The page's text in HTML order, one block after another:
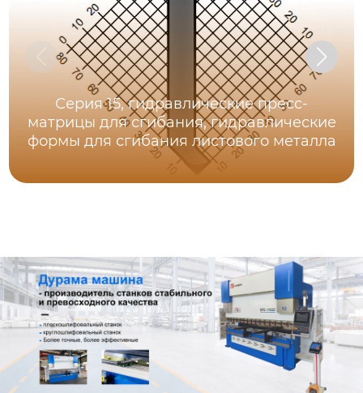
Серия 15, гидравлические пресс-
матрицы для сгибания, гидравлические
формы для сгибания листового металла